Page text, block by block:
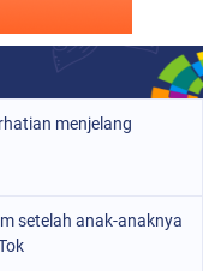
menjelang
setelah anak-anaknya